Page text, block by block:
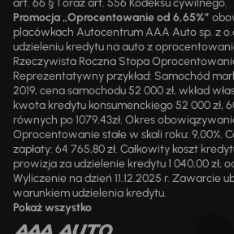
Promocja „Oprocentowanie od 6,65%”
placówkach Autocentrum AAA Auto sp. z
udzieleniu kredytu na auto z
Rzeczywista Roczna Stopa Oprocentowania
Reprezentatywny przykład: Samochód
2019, cena samochodu 52 000 zł, wkład
kwota kredytu konsumenckiego 52 000 zł,
równych po 1079,43zł. Okres
Oprocentowanie stałe w skali roku: 9,00%.
zapłaty: 64 765,80 zł. Całkowity koszt
prowizja za udzielenie kredytu 1 040,00 zł,
Wyliczenie na dzień 11.12.2025 r. Zawarcie
warunkiem udzielenia kredytu.
Pokaż wszystko